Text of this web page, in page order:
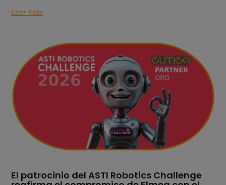
Leer Más
El patrocinio del ASTI Robotics Challenge